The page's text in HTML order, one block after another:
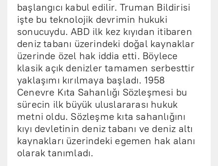
başlangıcı kabul edilir. Truman Bildirisi
işte bu teknolojik devrimin hukuki
sonucuydu. ABD ilk kez kıyıdan itibaren
deniz tabanı üzerindeki doğal kaynaklar
üzerinde özel hak iddia etti. Böylece
klasik açık denizler tamamen serbesttir
yaklaşımı kırılmaya başladı. 1958
Cenevre Kıta Sahanlığı Sözleşmesi bu
sürecin ilk büyük uluslararası hukuk
metni oldu. Sözleşme kıta sahanlığını
kıyı devletinin deniz tabanı ve deniz altı
kaynakları üzerindeki egemen hak alanı
olarak tanımladı.